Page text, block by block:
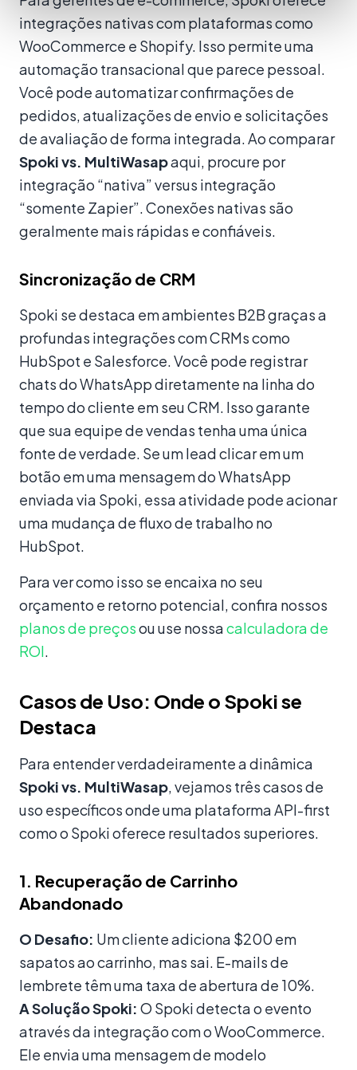
integrações nativas com plataformas como
WooCommerce e Shopify. Isso permite uma
automação transacional que parece pessoal.
Você pode automatizar confirmações de
pedidos, atualizações de envio e solicitações
de avaliação de forma integrada. Ao comparar
Spoki vs. MultiWasapaqui, procure por
integração “nativa” versus integração
“somente Zapier”. Conexões nativas são
geralmente mais rápidas e confiáveis.
Sincronização de CRM
Spoki se destaca em ambientes B2B graças a
profundas integrações com CRMs como
HubSpot e Salesforce. Você pode registrar
chats do WhatsApp diretamente na linha do
tempo do cliente em seu CRM. Isso garante
que sua equipe de vendas tenha uma única
fonte de verdade. Se um lead clicar em um
botão em uma mensagem do WhatsApp
enviada via Spoki, essa atividade pode acionar
uma mudança de fluxo de trabalho no
HubSpot.
Para ver como isso se encaixa no seu
orçamento e retorno potencial, confira nossos
planos de preçosou use nossacalculadora de
ROI.
Casos de Uso: Onde o Spoki se
Destaca
Para entender verdadeiramente a dinâmica
Spoki vs. MultiWasap, vejamos três casos de
uso específicos onde uma plataforma API-first
como o Spoki oferece resultados superiores.
1. Recuperação de Carrinho
Abandonado
O Desafio: Um cliente adiciona $200 em
sapatos ao carrinho, mas sai. E-mails de
lembrete têm uma taxa de abertura de 10%.
A Solução Spoki: O Spoki detecta o evento
através da integração com o WooCommerce.
Ele envia uma mensagem de modelo